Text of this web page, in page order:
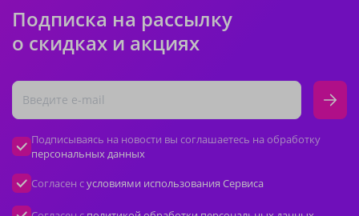
Подписка на рассылку
о скидках и акциях
Подписываясь на новости вы соглашаетесь на обработку
персональных данных
Согласен сусловиями использования Сервиса